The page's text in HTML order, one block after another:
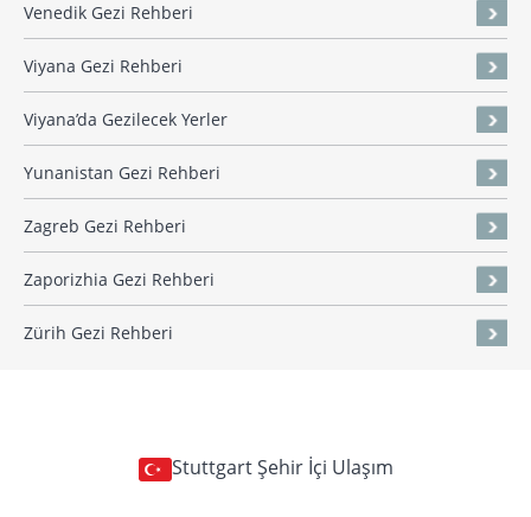
Venedik Gezi Rehberi
Viyana Gezi Rehberi
Viyana’da Gezilecek Yerler
Yunanistan Gezi Rehberi
Zagreb Gezi Rehberi
Zaporizhia Gezi Rehberi
Zürih Gezi Rehberi
Stuttgart Şehir İçi Ulaşım